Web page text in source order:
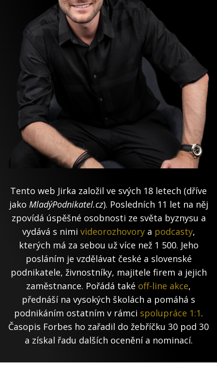
Tento web Jirka založil ve svých 18 letech (dříve
jako MladýPodnikatel.cz). Posledních 11 let na něj
zpovídá úspěšné osobnosti ze světa byznysu a
vydává s nimi videorozhovorya podcasty,
kterých má za sebou už více než 1 500. Jeho
posláním je vzdělávat české a slovenské
podnikatele, živnostníky, majitele firem a jejich
zaměstnance. Pořádá také off-line akce,
přednáší na vysokých školách a pomáhá s
podnikáním ostatním v rámci spolupráce 1:1.
Časopis Forbes ho zařadil do žebříčku 30 pod 30
a získal řadu dalších ocenění a nominací.